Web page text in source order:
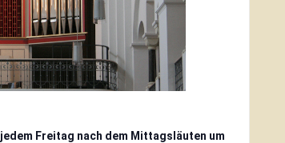
jedem Freitag nach dem Mittagsläuten um